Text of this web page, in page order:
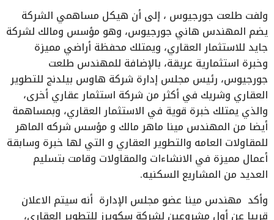
ولفت طلعت جورجيوس ، إلى أن هيكل مساهمي الشركة
يضم المهندس هاني جورجيوس، وهو مؤسس ومالك لشركة
جايد للاستثمار العقاري، ويمتلك محفظة أراضي مميزة
وخبرة استثمارية عريقة، بالإضافة للمهندس طلعت
جورجيوس، رئيس مجلس إدارة شركة هاوس بيلدنج للتطوير
العقاري وشريك في أكثر من شركة استثمار عقاري أخرى،
والذي يمتلك خبرة قوية في الاستثمار العقاري، وبمساهمة
أيضا من المهندس مينا ماهر مالك و مؤسس شركه الماهر
للمقاولات العامه والتطوير العقاري و التي لها خبرة وسابقة
أعمال مميزة في الانشاءات والمقاولات وقامت بتسليم
العديد من المشاريع السكنيه.
وأكد مهندس مينا عضو مجلس الإدارة أنه سيتم الاعلان
قريبا عن أول مشروعين لشركة سكويرز للتطوير العقاري،